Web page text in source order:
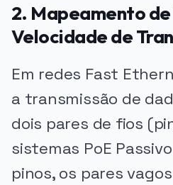
2. Mapeamento de
Velocidade de
Em redes Fast
a transmissão de
dois pares de fios
sistemas PoE
pinos, os pares